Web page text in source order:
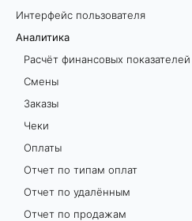
Интерфейс пользователя
Аналитика
Расчёт финансовых показателей
Смены
Заказы
Чеки
Оплаты
Отчет по типам оплат
Отчет по удалённым
Отчет по продажам